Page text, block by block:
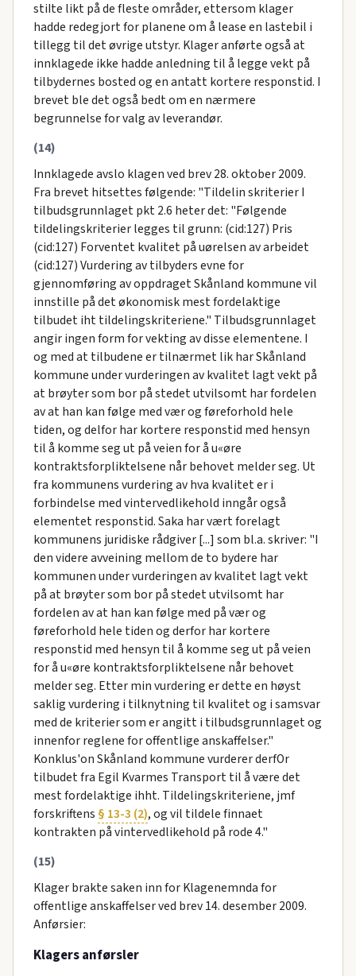
stiIte likt på de fleste områder, ettersom klager
hadde redegjort for planene om å lease en lastebil i
tillegg til det øvrige utstyr. Klager anførte også at
innklagede ikke hadde anledning til å legge vekt på
tilbydernes bosted og en antatt kortere responstid. I
brevet ble det også bedt om en nærmere
begrunnelse for valg av leverandør.
(14)
Innklagede avslo klagen ved brev 28. oktober 2009.
Fra brevet hitsettes følgende: "Tildelin skriterier I
tilbudsgrunnlaget pkt 2.6 heter det: "Følgende
tildelingskriterier legges til grunn: (cid:127) Pris
(cid:127) Forventet kvalitet på uørelsen av arbeidet
(cid:127) Vurdering av tilbyders evne for
gjennomføring av oppdraget Skånland kommune vil
innstille på det økonomisk mest fordelaktige
tilbudet iht tildelingskriteriene." Tilbudsgrunnlaget
angir ingen form for vekting av disse elementene. I
og med at tilbudene er tilnærmet lik har Skånland
kommune under vurderingen av kvalitet lagt vekt på
at brøyter som bor på stedet utvilsomt har fordelen
av at han kan følge med vær og føreforhold hele
tiden, og delfor har kortere responstid med hensyn
til å komme seg ut på veien for å u«øre
kontraktsforpliktelsene når behovet melder seg. Ut
fra kommunens vurdering av hva kvalitet er i
forbindelse med vintervedlikehold inngår også
elementet responstid. Saka har vært forelagt
kommunens juridiske rådgiver [...] som bl.a. skriver: "I
den videre avveining mellom de to bydere har
kommunen under vurderingen av kvalitet lagt vekt
på at brøyter som bor på stedet utvilsomt har
fordelen av at han kan følge med på vær og
føreforhold hele tiden og derfor har kortere
responstid med hensyn til å komme seg ut på veien
for å u«øre kontraktsforpliktelsene når behovet
melder seg. Etter min vurdering er dette en høyst
saklig vurdering i tilknytning til kvalitet og i samsvar
med de kriterier som er angitt i tilbudsgrunnlaget og
innenfor reglene for offentlige anskaffelser."
Konklus'on Skånland kommune vurderer derfOr
tilbudet fra Egil Kvarmes Transport til å være det
mest fordelaktige ihht. Tildelingskriteriene, jmf
forskriftens § 13-3 (2), og vil tildele finnaet
kontrakten på vintervedlikehold på rode 4."
(15)
Klager brakte saken inn for Klagenemnda for
offentlige anskaffelser ved brev 14. desember 2009.
Anførsier:
Klagers anførsler